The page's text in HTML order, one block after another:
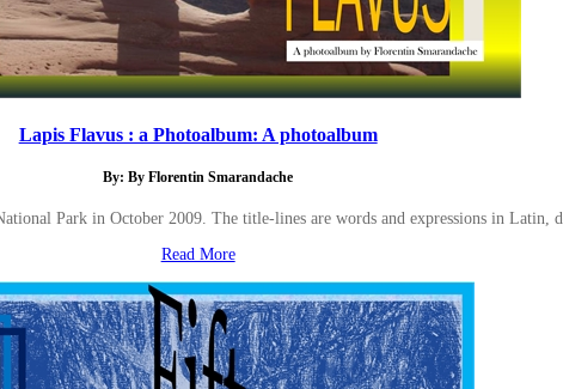
Lapis Flavus : a Photoalbum: A photoalbum
By: By Florentin Smarandache
Park in October 2009. The title-lines are words and expressions in Latin,
Read More